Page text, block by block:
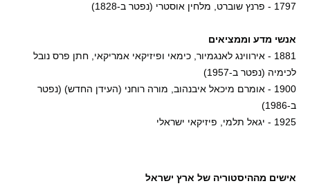
1797 - פרנץ שוברט, מלחין אוסטרי (נפטר ב-1828)
אנשי מדע וממציאים
1881 - אירווינג לאנגמיור, כימאי ופיזיקאי אמריקאי, חתן פרס נובל
לכימיה (נפטר ב-1957)
1900 - אומרם מיכאל איבנהוב, מורה רוחני (העידן החדש) (נפטר
ב-1986)
1925 - יגאל תלמי, פיזיקאי ישראלי
אישים מההיסטוריה של ארץ ישראל